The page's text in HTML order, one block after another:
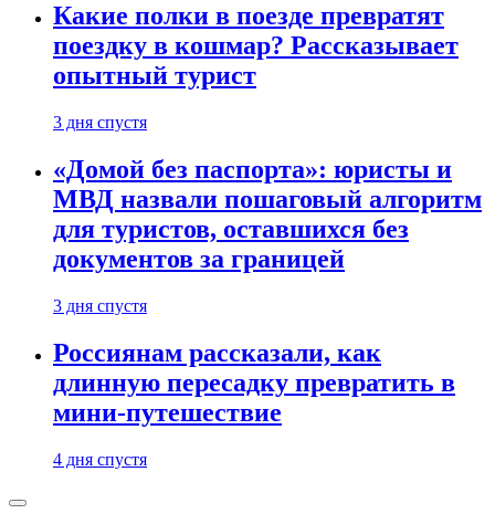
Какие полки в поезде превратят
поездку в кошмар? Рассказывает
опытный турист
3 дня спустя
«Домой без паспорта»: юристы и
МВД назвали пошаговый алгоритм
для туристов, оставшихся без
документов за границей
3 дня спустя
Россиянам рассказали, как
длинную пересадку превратить в
мини-путешествие
4 дня спустя